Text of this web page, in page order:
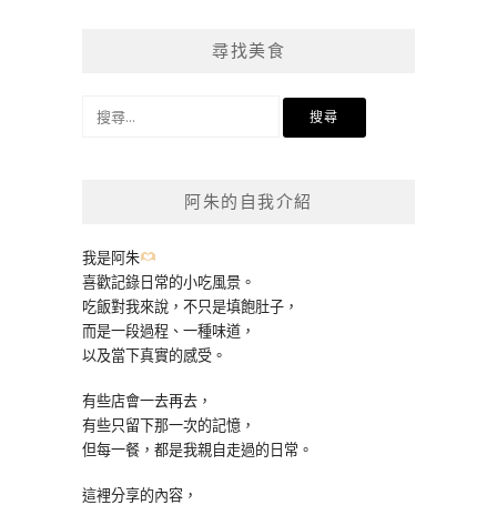
尋找美食
阿朱的自我介紹
我是阿朱
喜歡記錄日常的小吃風景。
吃飯對我來說，不只是填飽肚子，
而是一段過程、一種味道，
以及當下真實的感受。
有些店會一去再去，
有些只留下那一次的記憶，
但每一餐，都是我親自走過的日常。
這裡分享的內容，